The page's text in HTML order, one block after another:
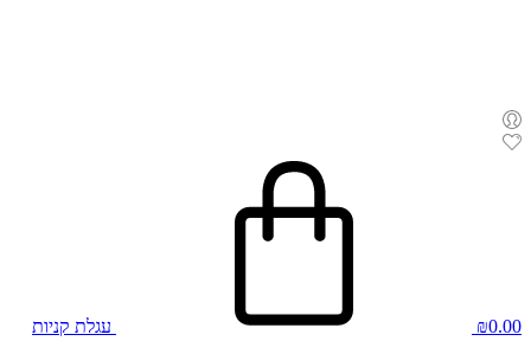
₪0.00 עגלת קניות